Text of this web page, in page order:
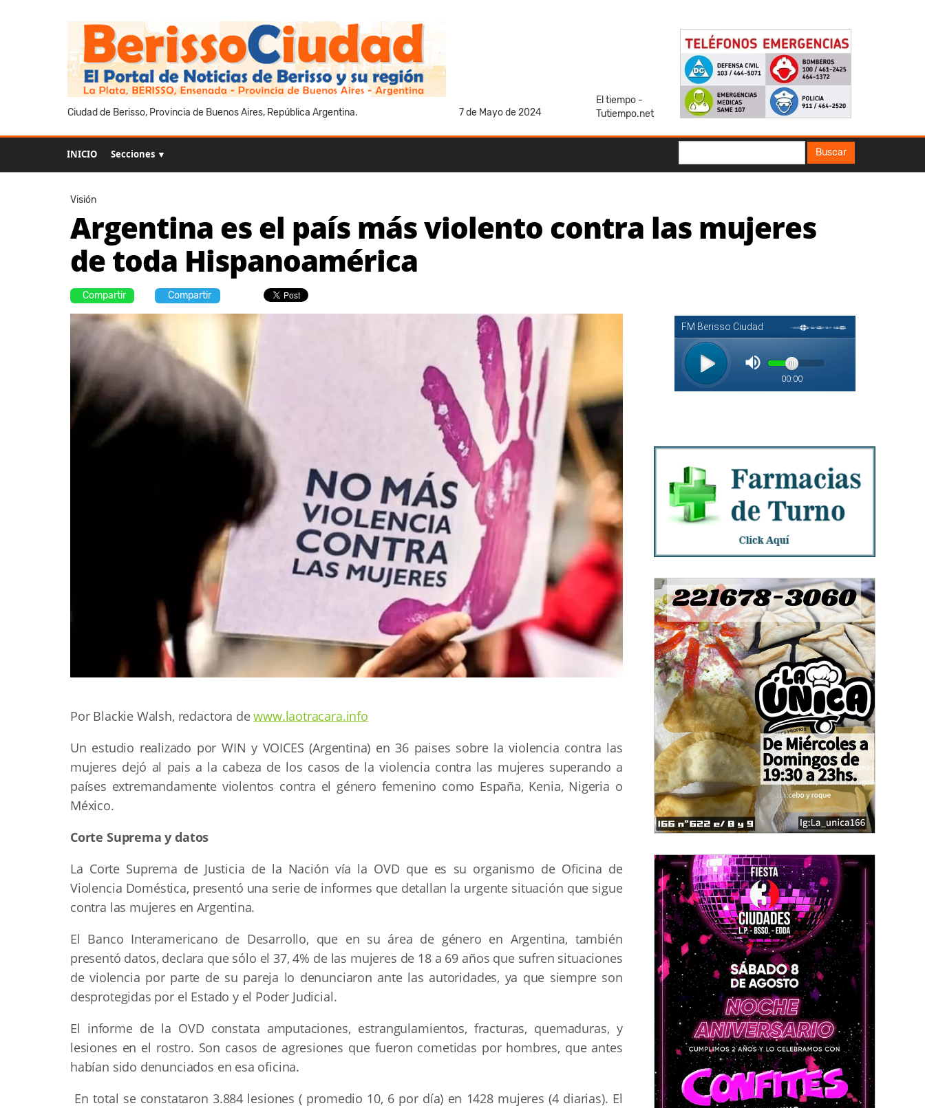
Ciudad de Berisso, Provincia de Buenos Aires, República Argentina. 7 de Mayo de 2024
El tiempo -
Tutiempo.net
INICIO Secciones ▼ Buscar
Visión
Argentina es el país más violento contra las mujeres
de toda Hispanoamérica
Compartir Compartir
Por Blackie Walsh, redactora dewww.laotracara.info
Un estudio realizado por WIN y VOICES (Argentina) en 36 paises sobre la violencia contra las
mujeres dejó al pais a la cabeza de los casos de la violencia contra las mujeres superando a
países extremandamente violentos contra el género femenino como España, Kenia, Nigeria o
México.
Corte Suprema y datos
La Corte Suprema de Justicia de la Nación vía la OVD que es su organismo de Oficina de
Violencia Doméstica, presentó una serie de informes que detallan la urgente situación que sigue
contra las mujeres en Argentina.
El Banco Interamericano de Desarrollo, que en su área de género en Argentina, también
presentó datos, declara que sólo el 37, 4% de las mujeres de 18 a 69 años que sufren situaciones
de violencia por parte de su pareja lo denunciaron ante las autoridades, ya que siempre son
desprotegidas por el Estado y el Poder Judicial.
El informe de la OVD constata amputaciones, estrangulamientos, fracturas, quemaduras, y
lesiones en el rostro. Son casos de agresiones que fueron cometidas por hombres, que antes
habían sido denunciados en esa oficina.
En total se constataron 3.884 lesiones ( promedio 10, 6 por día) en 1428 mujeres (4 diarias). El